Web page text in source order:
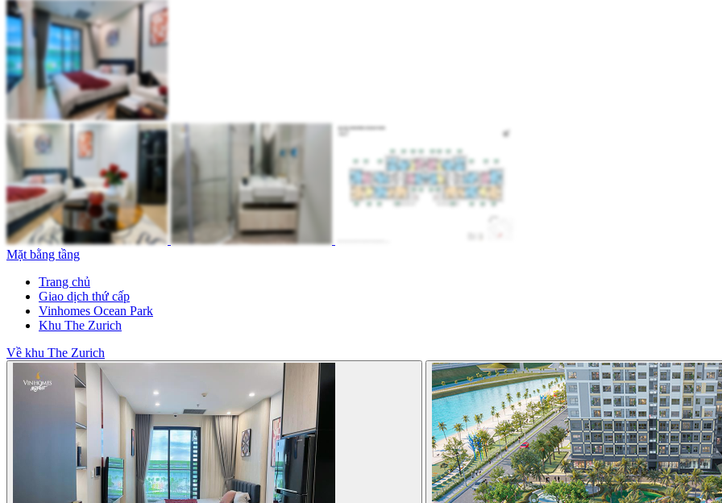
Mặt bằng tầng
Trang chủ
Giao dịch thứ cấp
Vinhomes Ocean Park
Khu The Zurich
Về khu The Zurich